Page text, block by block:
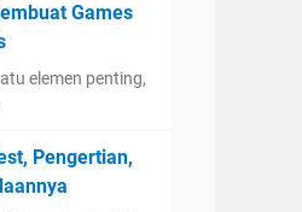
Games
elemen penting,
Pengertian,